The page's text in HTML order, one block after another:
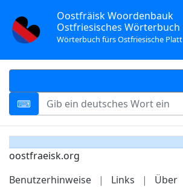
Oostfräisk Woordenbauk
Ostfriesisches Wörterbuch
Wörterbuch fürs Ostfriesische Platt
oostfraeisk.org
Benutzerhinweise
| Links | Über